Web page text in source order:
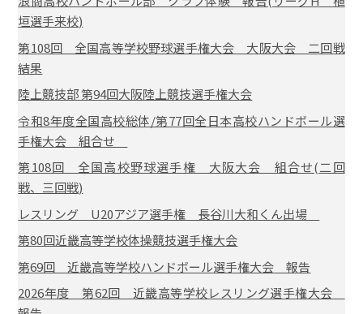
垣選手来校)
第108回 全国高等学校野球選手権大会 大阪大会 二回戦
結果
陸上競技部 第94回大阪陸上競技選手権大会
令和8年度全国高校総体/第77回全日本高校ハンドボール選
手権大会 組合せ
第108回 全国高校野球選手権 大阪大会 組合せ(二回
戦、三回戦)
レスリング U20アジア選手権 長谷川大和くん出場
第80回近畿高等学校体操競技選手権大会
第69回 近畿高等学校ハンドボール選手権大会 報告
2026年度 第62回 近畿高等学校レスリング選手権大会